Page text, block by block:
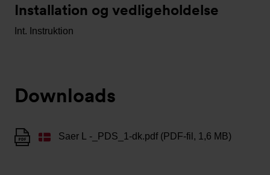
Installation og vedligeholdelse
Int. Instruktion
Downloads
Saer L -_PDS_1-dk.pdf (PDF-fil, 1,6 MB)